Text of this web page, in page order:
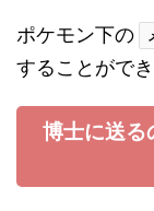
ポケモン下の
することができ
博士に送る